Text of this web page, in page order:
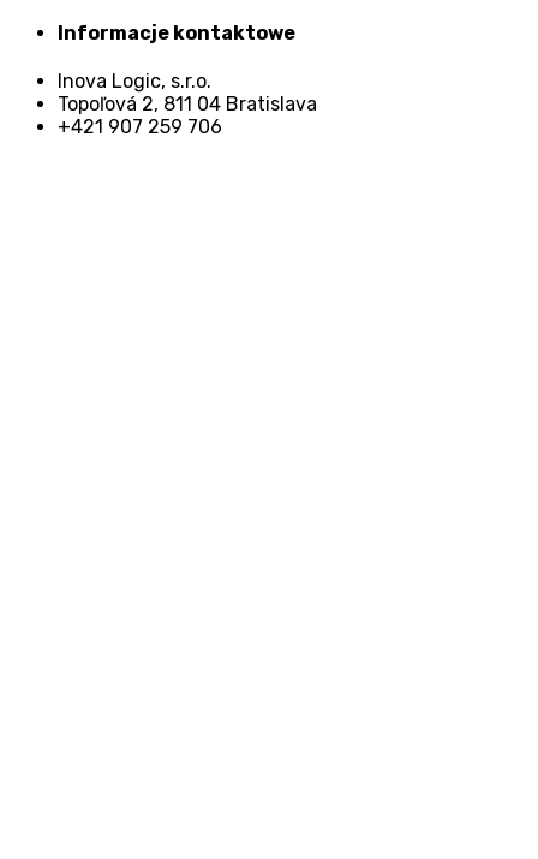
Informacje kontaktowe
Inova Logic, s.r.o.
Topoľová 2, 811 04 Bratislava
+421 907 259 706